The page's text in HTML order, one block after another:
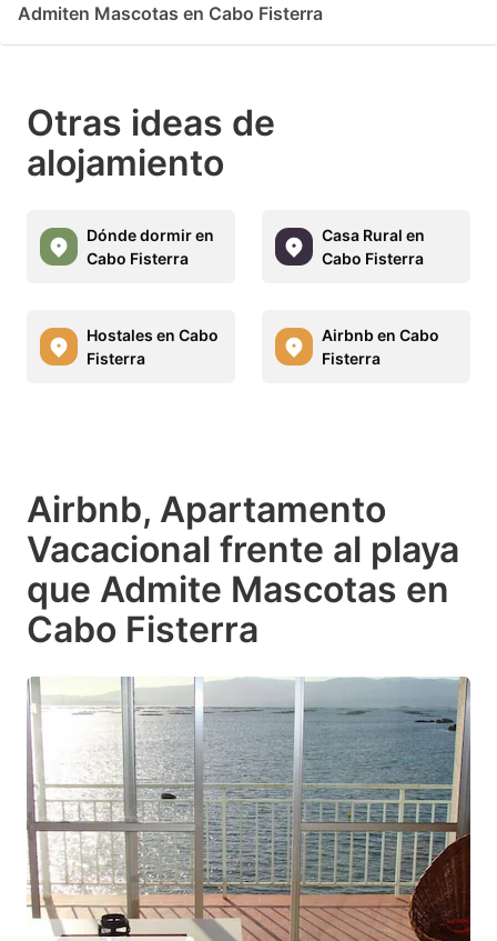
Admiten Mascotas en Cabo Fisterra
Otras ideas de
alojamiento
Dónde dormir en
Cabo Fisterra
Casa Rural en
Cabo Fisterra
Hostales en Cabo
Fisterra
Airbnb en Cabo
Fisterra
Airbnb, Apartamento
Vacacional frente al playa
que Admite Mascotas en
Cabo Fisterra